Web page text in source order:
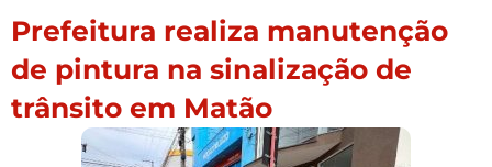
Prefeitura realiza manutenção
de pintura na sinalização de
trânsito em Matão